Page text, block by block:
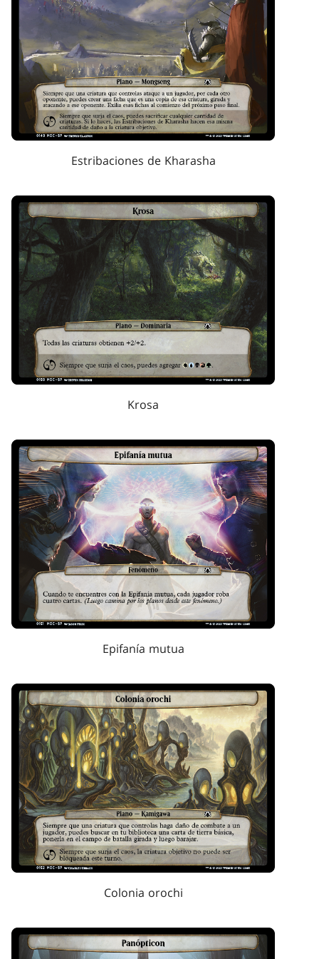
Estribaciones de Kharasha
Krosa
Epifanía mutua
Colonia orochi